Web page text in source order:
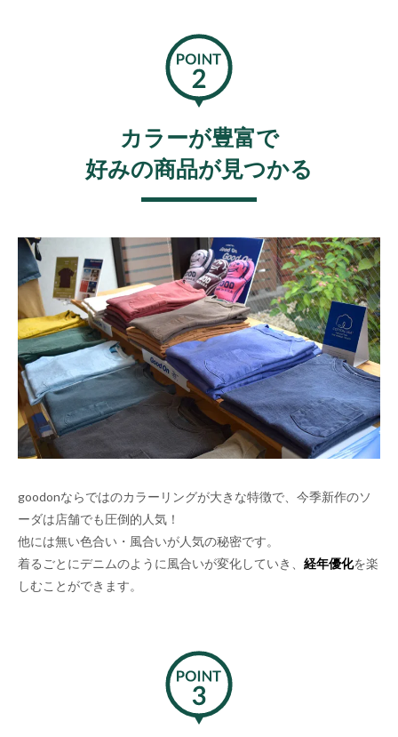
カラーが豊富で
好みの商品が見つかる
goodonならではのカラーリングが大きな特徴で、今季新作のソ
ーダは店舗でも圧倒的人気！
他には無い色合い・風合いが人気の秘密です。
着るごとにデニムのように風合いが変化していき、 経年優化を楽
しむことができます。